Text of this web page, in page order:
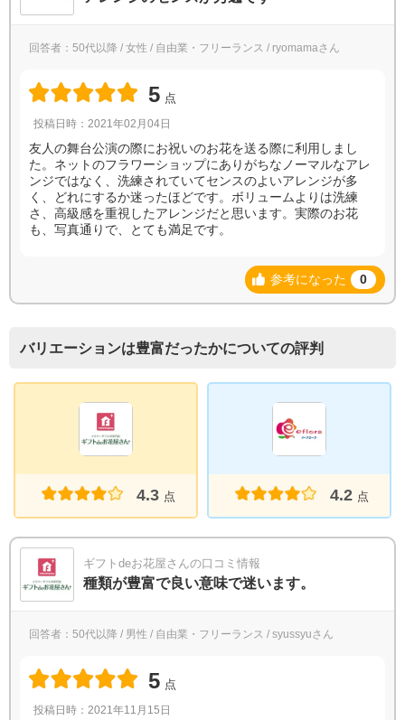
回答者：50代以降 / 女性 / 自由業・フリーランス / ryomamaさん
5 点
投稿日時：2021年02月04日
友人の舞台公演の際にお祝いのお花を送る際に利用しまし
た。ネットのフラワーショップにありがちなノーマルなアレ
ンジではなく、洗練されていてセンスのよいアレンジが多
く、どれにするか迷ったほどです。ボリュームよりは洗練
さ、高級感を重視したアレンジだと思います。実際のお花
も、写真通りで、とても満足です。
参考になった 0
バリエーションは豊富だったかについての評判
4.3 点 4.2 点
ギフトdeお花屋さんの口コミ情報
種類が豊富で良い意味で迷います。
回答者：50代以降 / 男性 / 自由業・フリーランス / syussyuさん
5 点
投稿日時：2021年11月15日